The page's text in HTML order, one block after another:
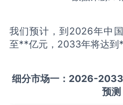
我们预计，到2026年中
至**亿元，2033年将达到
细分市场一： 2026-20
预测